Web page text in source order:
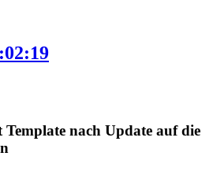
Template nach Update auf die